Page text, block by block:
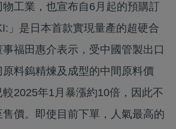
工業，也宣布自6月起的預購訂
」是日本首款實現量產的超硬合
福田惠介表示，受中國管製出口
料鎢精煉及成型的中間原料價
2025年1月暴漲約10倍，因此不
價。即使目前下單，人氣最高的